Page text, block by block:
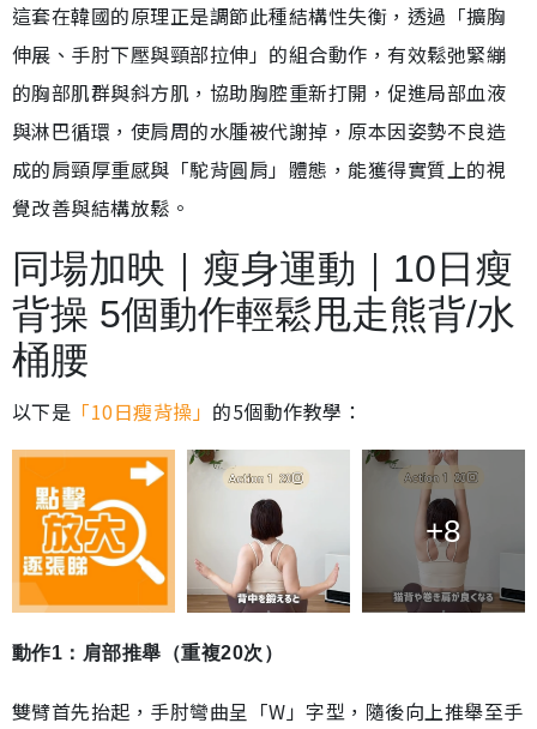
這套在韓國的原理正是調節此種結構性失衡，透過「擴胸
伸展、手肘下壓與頸部拉伸」的組合動作，有效鬆弛緊繃
的胸部肌群與斜方肌，協助胸腔重新打開，促進局部血液
與淋巴循環，使肩周的水腫被代謝掉，原本因姿勢不良造
成的肩頸厚重感與「駝背圓肩」體態，能獲得實質上的視
覺改善與結構放鬆。
同場加映｜瘦身運動｜10日瘦
背操 5個動作輕鬆甩走熊背/水
桶腰
以下是 「10日瘦背操」 的5個動作教學：
+8
動作1：肩部推舉（重複20次）
雙臂首先抬起，手肘彎曲呈「W」字型，隨後向上推舉至手